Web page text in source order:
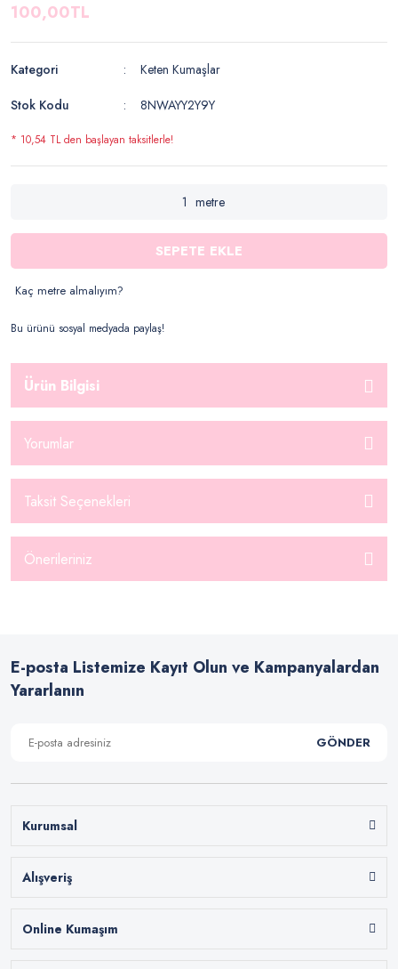
100,00TL
Kategori
Keten Kumaşlar
Stok Kodu
8NWAYY2Y9Y
* 10,54 TL den başlayan taksitlerle!
metre
SEPETE EKLE
Kaç metre almalıyım?
Bu ürünü sosyal medyada paylaş!
Ürün Bilgisi
Yorumlar
Taksit Seçenekleri
Önerileriniz
E-posta Listemize Kayıt Olun ve Kampanyalardan
Yararlanın
GÖNDER
Kurumsal
Alışveriş
Online Kumaşım